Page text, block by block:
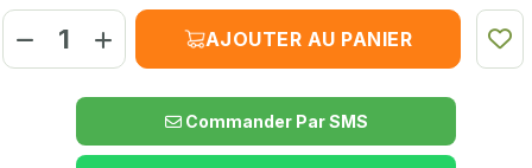
AJOUTER AU PANIER
Commander Par SMS